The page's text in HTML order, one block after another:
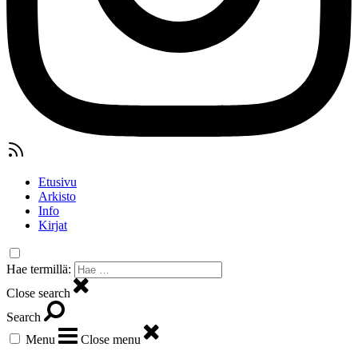
Etusivu
Arkisto
Info
Kirjat
Hae termillä:
Close search
Search
Menu
Close menu